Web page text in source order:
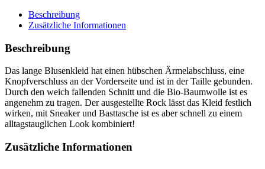
Beschreibung
Zusätzliche Informationen
Beschreibung
Das lange Blusenkleid hat einen hübschen Ärmelabschluss, eine
Knopfverschluss an der Vorderseite und ist in der Taille gebunden.
Durch den weich fallenden Schnitt und die Bio-Baumwolle ist es
angenehm zu tragen. Der ausgestellte Rock lässt das Kleid festlich
wirken, mit Sneaker und Basttasche ist es aber schnell zu einem
alltagstauglichen Look kombiniert!
Zusätzliche Informationen